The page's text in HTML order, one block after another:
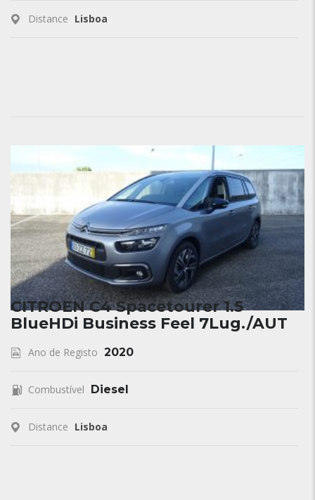
Distance Lisboa
CITROEN C4 Spacetourer 1.5
BlueHDi Business Feel 7Lug./AUT
Ano de Registo 2020
Combustível Diesel
Distance Lisboa